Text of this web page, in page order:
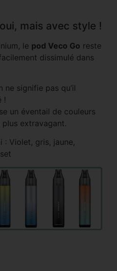
mais avec style !
le pod Veco Go reste
dissimulé dans
signifie pas qu’il
!
un éventail de couleurs
extravagant.
: Violet, gris, jaune,